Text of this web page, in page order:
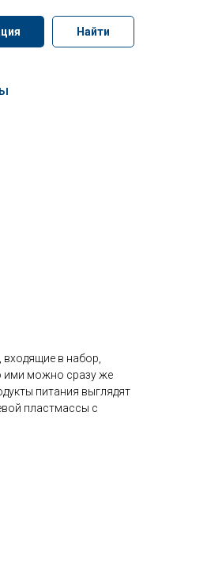
Найти
в набор,
ими можно сразу же
питания выглядят
пластмассы с